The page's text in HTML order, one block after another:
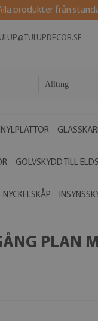
produkter från
Allting
GOLVSKYDD TILL
NYCKELSKÅP
PLAN